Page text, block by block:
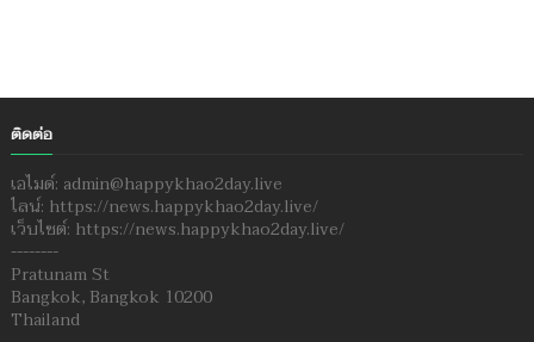
ติดต่อ
เอไมด์: admin@happykhao2day.live
ไลน์: https://news.happykhao2day.live/
เว็บไซต์: https://news.happykhao2day.live/
--------
Pratunam St
Bangkok, Bangkok 10200
Thailand